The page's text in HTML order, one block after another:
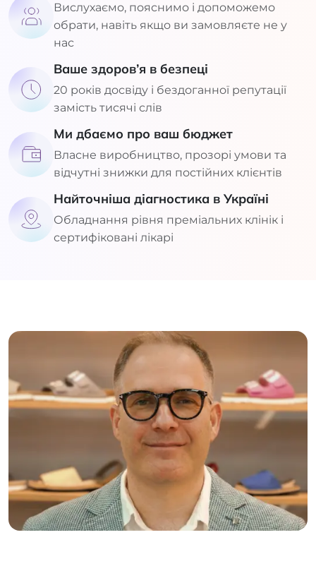
Вислухаємо, пояснимо і допоможемо
обрати, навіть якщо ви замовляєте не у
нас
Ваше здоров’я в безпеці
20 років досвіду і бездоганної репутації
замість тисячі слів
Ми дбаємо про ваш бюджет
Власне виробництво, прозорі умови та
відчутні знижки для постійних клієнтів
Найточніша діагностика в Україні
Обладнання рівня преміальних клінік і
сертифіковані лікарі